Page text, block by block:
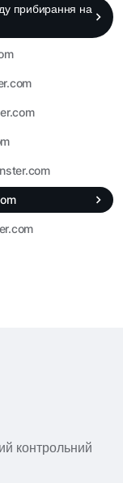
прибирання на
контрольний